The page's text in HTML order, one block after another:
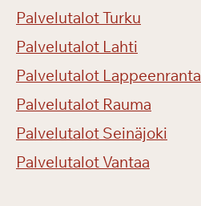
Palvelutalot Turku
Palvelutalot Lahti
Palvelutalot Lappeenranta
Palvelutalot Rauma
Palvelutalot Seinäjoki
Palvelutalot Vantaa